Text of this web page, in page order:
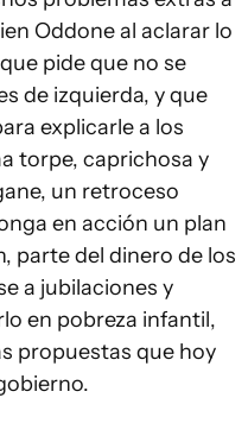
Oddone al aclarar lo
pide que no se
de izquierda, y que
explicarle a los
torpe, caprichosa y
un retroceso
en acción un plan
parte del dinero de los
a jubilaciones y
en pobreza infantil,
propuestas que hoy